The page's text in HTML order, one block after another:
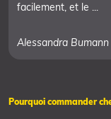
facilement, et le ...
Alessandra Bumann
Pourquoi commander